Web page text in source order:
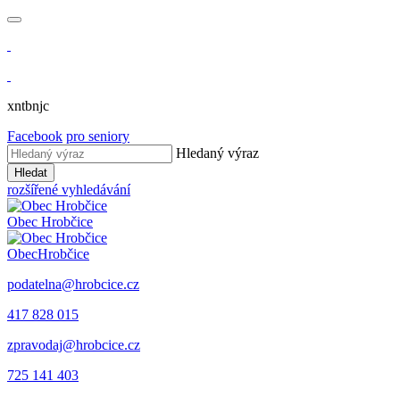
xntbnjc
Facebook pro seniory
Hledaný výraz
Hledat
rozšířené vyhledávání
Obec Hrobčice
ObecHrobčice
podatelna@hrobcice.cz
417 828 015
zpravodaj@hrobcice.cz
725 141 403